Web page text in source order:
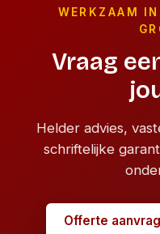
WERKZAAM
Vraag
Helder advies,
schriftelijke
Offerte